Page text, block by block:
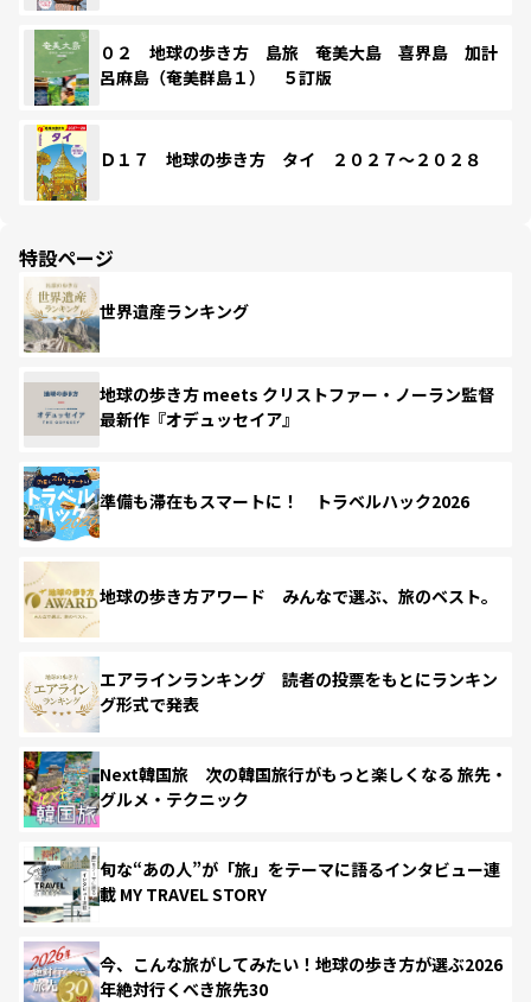
０２ 地球の歩き方 島旅 奄美大島 喜界島 加計
呂麻島（奄美群島１） ５訂版
Ｄ１７ 地球の歩き方 タイ ２０２７～２０２８
特設ページ
世界遺産ランキング
地球の歩き方 meets クリストファー・ノーラン監督
最新作『オデュッセイア』
準備も滞在もスマートに！ トラベルハック2026
地球の歩き方アワード みんなで選ぶ、旅のベスト。
エアラインランキング 読者の投票をもとにランキン
グ形式で発表
Next韓国旅 次の韓国旅行がもっと楽しくなる 旅先・
グルメ・テクニック
旬な“あの人”が「旅」をテーマに語るインタビュー連
載 MY TRAVEL STORY
今、こんな旅がしてみたい！地球の歩き方が選ぶ2026
年絶対行くべき旅先30